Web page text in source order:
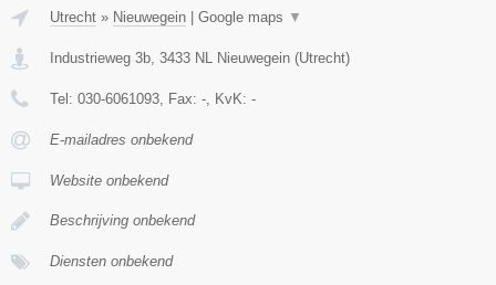
Utrecht » Nieuwegein Google maps ▼
Industrieweg 3b, 3433 NL Nieuwegein (Utrecht)
Tel: 030-6061093, Fax: -, KvK: -
E-mailadres onbekend
Website onbekend
Beschrijving onbekend
Diensten onbekend